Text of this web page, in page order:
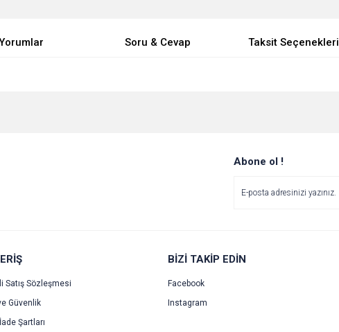
Soru & Cevap Taksit Seçenekleri
Abone ol !
Satış Sözleşmesi
Güvenlik
Şartları
BİZİ TAKİP EDİN
Facebook
Instagram